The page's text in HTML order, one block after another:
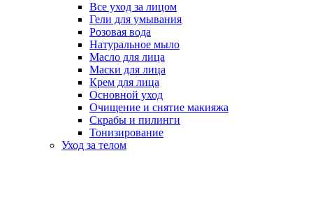
Все уход за лицом
Гели для умывания
Розовая вода
Натуральное мыло
Масло для лица
Маски для лица
Крем для лица
Основной уход
Очищение и снятие макияжа
Скрабы и пилинги
Тонизирование
Уход за телом